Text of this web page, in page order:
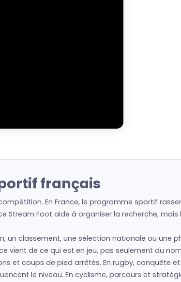
français
En France, le programme sportif
Stream Foot aide à organiser la recherche,
un classement, une sélection nationale ou une
vient de ce qui est en jeu, pas seulement du
et coups de pied arrêtés. En rugby, conquête
le niveau. En cyclisme, parcours et